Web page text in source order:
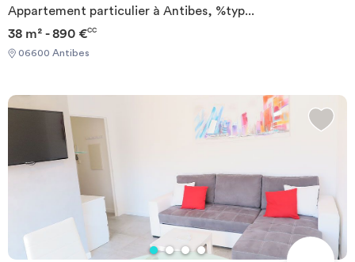
Appartement particulier à Antibes, %typ...
38 m² - 890 €CC
06600 Antibes